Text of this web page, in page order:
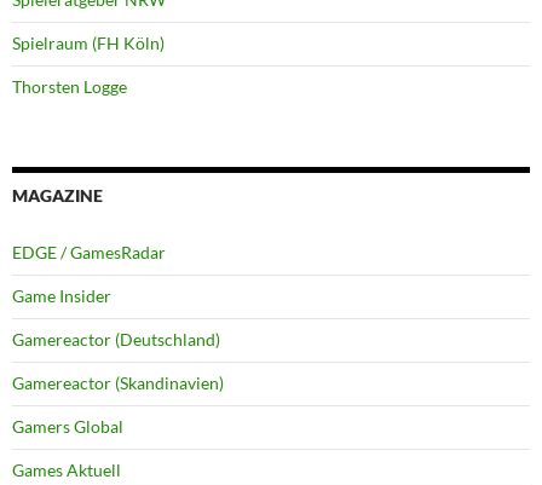
Spielraum (FH Köln)
Thorsten Logge
MAGAZINE
EDGE / GamesRadar
Game Insider
Gamereactor (Deutschland)
Gamereactor (Skandinavien)
Gamers Global
Games Aktuell